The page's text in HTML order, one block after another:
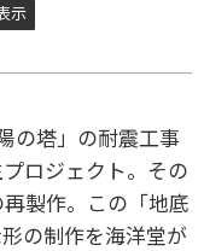
示
の塔」の耐震工事
ロジェクト。 その
製作。この「地底
の制作を海洋堂が